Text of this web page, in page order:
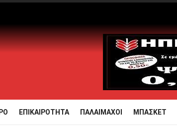
ΕΠΙΚΑΙΡΟΤΗΤΑ ΠΑΛΑΙΜΑΧΟΙ ΜΠΑΣΚΕΤ